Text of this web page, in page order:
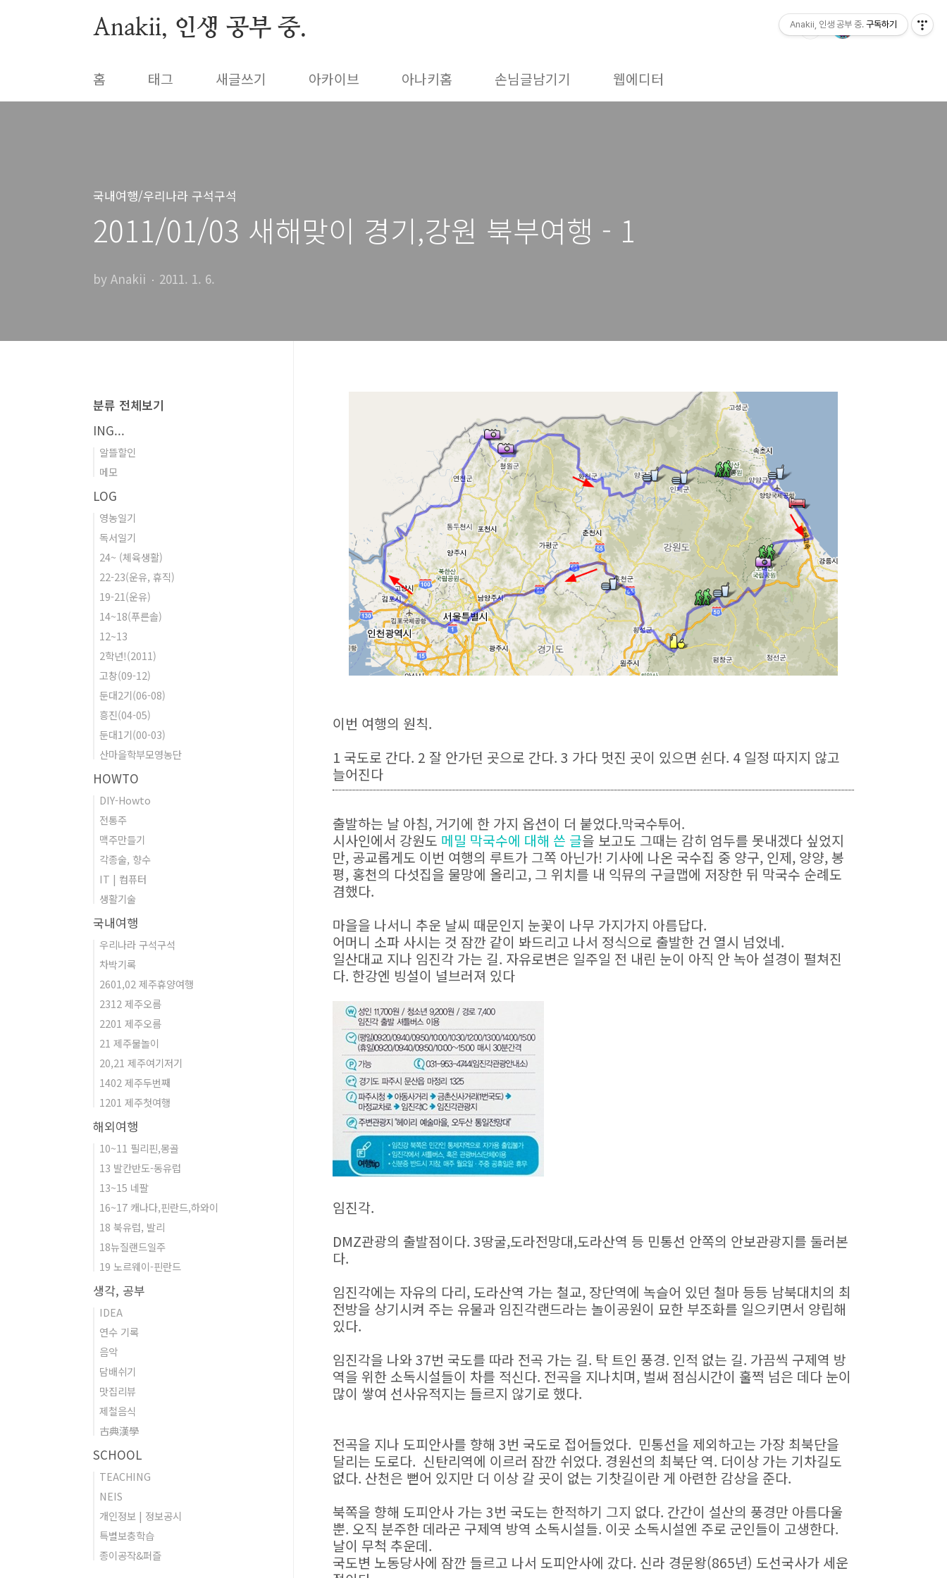
Anakii, 인생 공부 중.
홈 태그 새글쓰기 아카이브 아나키홈 손님글남기기 웹에디터
국내여행/우리나라 구석구석
2011/01/03 새해맞이 경기,강원 북부여행 - 1
by Anakii 2011. 1. 6.
이번 여행의 원칙.
1 국도로 간다. 2 잘 안가던 곳으로 간다. 3 가다 멋진 곳이 있으면 쉰다. 4 일정 따지지 않고
늘어진다
출발하는 날 아침, 거기에 한 가지 옵션이 더 붙었다.막국수투어.
시사인에서 강원도 메밀 막국수에 대해 쓴 글을 보고도 그때는 감히 엄두를 못내겠다 싶었지
만, 공교롭게도 이번 여행의 루트가 그쪽 아닌가! 기사에 나온 국수집 중 양구, 인제, 양양, 봉
평, 홍천의 다섯집을 물망에 올리고, 그 위치를 내 익뮤의 구글맵에 저장한 뒤 막국수 순례도
겸했다.
마을을 나서니 추운 날씨 때문인지 눈꽃이 나무 가지가지 아름답다.
어머니 소파 사시는 것 잠깐 같이 봐드리고 나서 정식으로 출발한 건 열시 넘었네.
일산대교 지나 임진각 가는 길. 자유로변은 일주일 전 내린 눈이 아직 안 녹아 설경이 펼쳐진
다. 한강엔 빙설이 널브러져 있다
임진각.
DMZ관광의 출발점이다. 3땅굴,도라전망대,도라산역 등 민통선 안쪽의 안보관광지를 둘러본
다.
임진각에는 자유의 다리, 도라산역 가는 철교, 장단역에 녹슬어 있던 철마 등등 남북대치의 최
전방을 상기시켜 주는 유물과 임진각랜드라는 놀이공원이 묘한 부조화를 일으키면서 양립해
있다.
임진각을 나와 37번 국도를 따라 전곡 가는 길. 탁 트인 풍경. 인적 없는 길. 가끔씩 구제역 방
역을 위한 소독시설들이 차를 적신다. 전곡을 지나치며, 벌써 점심시간이 훌쩍 넘은 데다 눈이
많이 쌓여 선사유적지는 들르지 않기로 했다.
전곡을 지나 도피안사를 향해 3번 국도로 접어들었다. 민통선을 제외하고는 가장 최북단을
달리는 도로다. 신탄리역에 이르러 잠깐 쉬었다. 경원선의 최북단 역. 더이상 가는 기차길도
없다. 산천은 뻗어 있지만 더 이상 갈 곳이 없는 기찻길이란 게 아련한 감상을 준다.
북쪽을 향해 도피안사 가는 3번 국도는 한적하기 그지 없다. 간간이 설산의 풍경만 아름다울
뿐. 오직 분주한 데라곤 구제역 방역 소독시설들. 이곳 소독시설엔 주로 군인들이 고생한다.
날이 무척 추운데.
국도변 노동당사에 잠깐 들르고 나서 도피안사에 갔다. 신라 경문왕(865년) 도선국사가 세운
분류 전체보기
ING...
알뜰할인
메모
LOG
영농일기
독서일기
24~ (체육생활)
22-23(운유, 휴직)
19-21(운유)
14~18(푸른솔)
12~13
2학년!(2011)
고창(09-12)
둔대2기(06-08)
흥진(04-05)
둔대1기(00-03)
산마을학부모영농단
HOWTO
DIY-Howto
전통주
맥주만들기
각종술, 향수
IT | 컴퓨터
생활기술
국내여행
우리나라 구석구석
차박기록
2601,02 제주휴양여행
2312 제주오름
2201 제주오름
21 제주물놀이
20,21 제주여기저기
1402 제주두번째
1201 제주첫여행
해외여행
10~11 필리핀,몽골
13 발칸반도-동유럽
13~15 네팔
16~17 캐나다,핀란드,하와이
18 북유럽, 발리
18뉴질랜드일주
19 노르웨이-핀란드
생각, 공부
IDEA
연수 기록
음악
담배쉬기
맛집리뷰
제철음식
古典漢學
SCHOOL
TEACHING
NEIS
개인정보 | 정보공시
특별보충학습
종이공작&퍼즐
Anakii, 인생 공부 중. 구독하기